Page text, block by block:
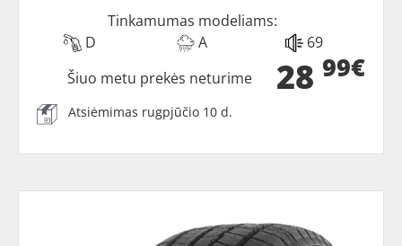
Tinkamumas modeliams:
D
A 69
28 99€
Šiuo metu prekės neturime
Atsiėmimas rugpjūčio 10 d.